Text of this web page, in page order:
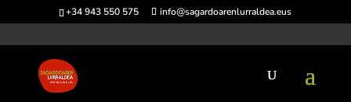
+34 943 550 575 info@sagardoarenlurraldea.eus